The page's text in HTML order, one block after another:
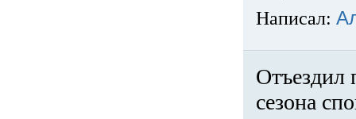
Написал:
Отъездил
сезона